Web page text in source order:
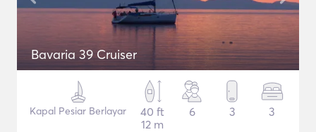
Bavaria 39 Cruiser
Kapal Pesiar Berlayar
40 ft
12 m
6 3 3